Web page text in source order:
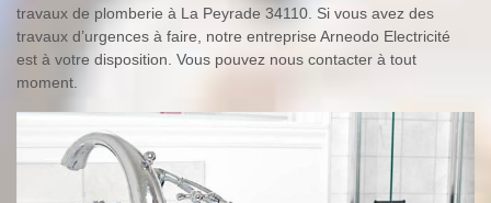
travaux de plomberie à La Peyrade 34110. Si vous avez des
travaux d’urgences à faire, notre entreprise Arneodo Electricité
est à votre disposition. Vous pouvez nous contacter à tout
moment.